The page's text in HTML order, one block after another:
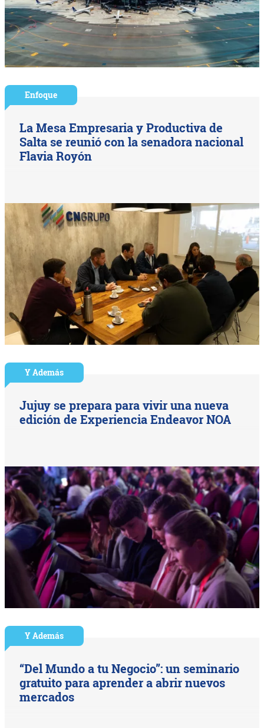
Enfoque
La Mesa Empresaria y Productiva de
Salta se reunió con la senadora nacional
Flavia Royón
Y Además
Jujuy se prepara para vivir una nueva
edición de Experiencia Endeavor NOA
Y Además
“Del Mundo a tu Negocio”: un seminario
gratuito para aprender a abrir nuevos
mercados